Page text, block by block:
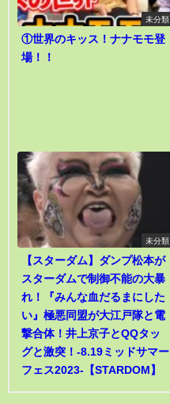
未分類
①世界のキッス！ナナモモ登
場！！
未分類
【スターダム】ダンプ松本が
スターダムで制御不能の大暴
れ！『みんな血だるまにした
い』極悪同盟が大江戸隊と電
撃合体！井上京子とQQタッ
グと激突！-8.19ミッドサマー
フェス2023-【STARDOM】